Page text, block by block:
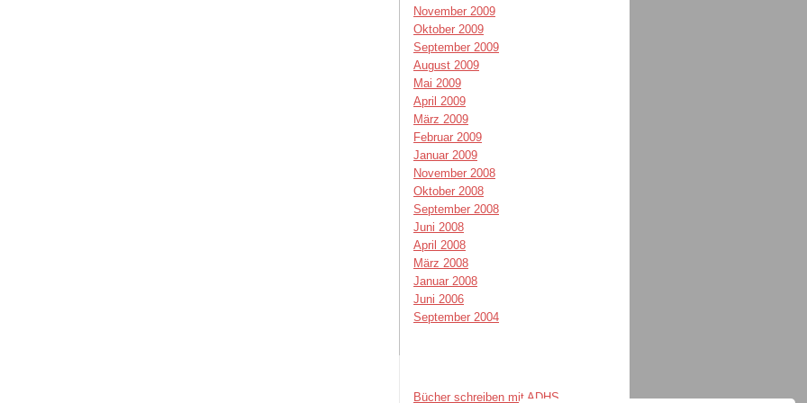
November 2009
Oktober 2009
September 2009
August 2009
Mai 2009
April 2009
März 2009
Februar 2009
Januar 2009
November 2008
Oktober 2008
September 2008
Juni 2008
April 2008
März 2008
Januar 2008
Juni 2006
September 2004
Bücher schreiben mit ADHS